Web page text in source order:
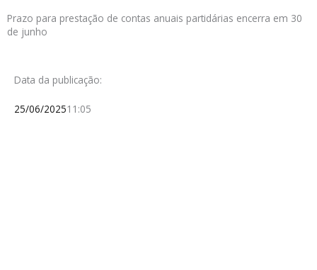
Prazo para prestação de contas anuais partidárias encerra em 30
de junho
Data da publicação:
25/06/202511:05